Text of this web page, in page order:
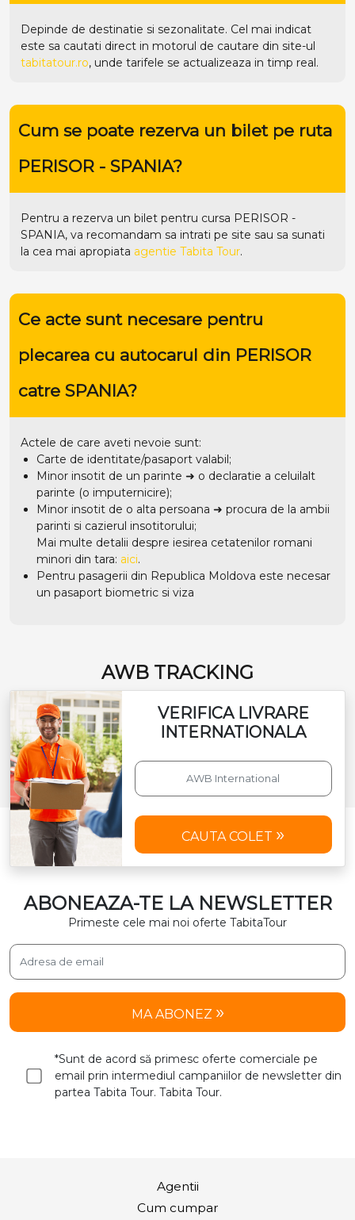
Depinde de destinatie si sezonalitate. Cel mai indicat
este sa cautati direct in motorul de cautare din site-ul
tabitatour.ro, unde tarifele se actualizeaza in timp real.
Cum se poate rezerva un bilet pe ruta
PERISOR - SPANIA?
Pentru a rezerva un bilet pentru cursa PERISOR -
SPANIA, va recomandam sa intrati pe site sau sa sunati
la cea mai apropiata agentie Tabita Tour.
Ce acte sunt necesare pentru
plecarea cu autocarul din PERISOR
catre SPANIA?
Actele de care aveti nevoie sunt:
Carte de identitate/pasaport valabil;
Minor insotit de un parinte ➜ o declaratie a celuilalt
parinte (o imputernicire);
Minor insotit de o alta persoana ➜ procura de la ambii
parinti si cazierul insotitorului;
Mai multe detalii despre iesirea cetatenilor romani
minori din tara: aici.
Pentru pasagerii din Republica Moldova este necesar
un pasaport biometric si viza
AWB TRACKING
VERIFICA LIVRARE
INTERNATIONALA
CAUTA COLET
ABONEAZA-TE LA NEWSLETTER
Primeste cele mai noi oferte TabitaTour
MA ABONEZ
*Sunt de acord să primesc oferte comerciale pe
email prin intermediul campaniilor de newsletter din
partea Tabita Tour. Tabita Tour.
Agentii
Cum cumpar